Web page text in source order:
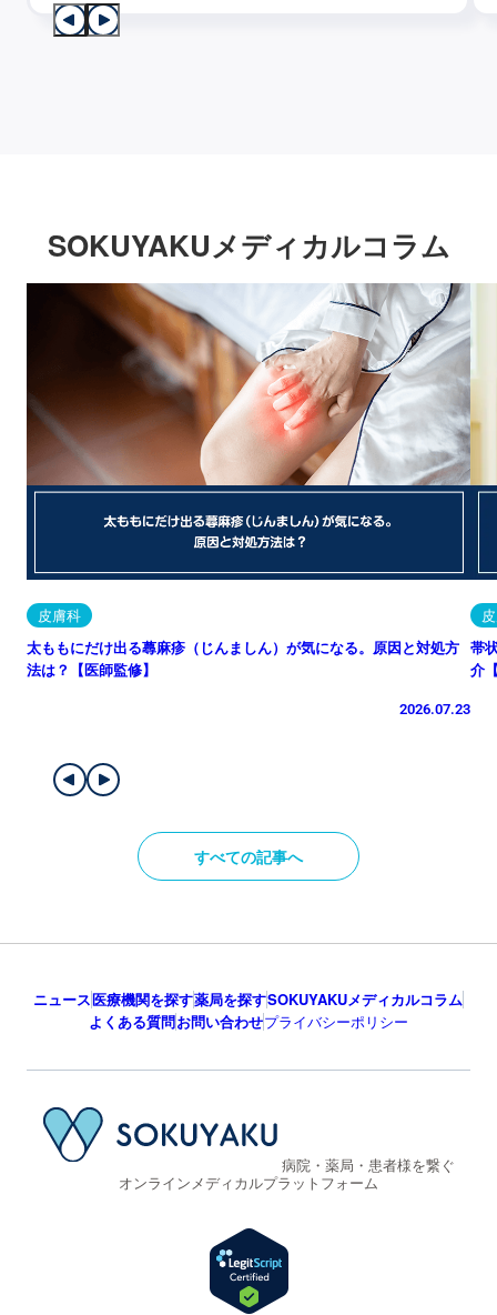
SOKUYAKUメディカルコラム
皮膚科
太ももにだけ出る蕁麻疹（じんましん）が気になる。原因と対処方
法は？【医師監修】
2026.07.23
帯
介
すべての記事へ
ニュース医療機関を探す薬局を探すSOKUYAKUメディカルコラム
よくある質問お問い合わせプライバシーポリシー
病院・薬局・患者様を繋ぐ
オンラインメディカルプラットフォーム